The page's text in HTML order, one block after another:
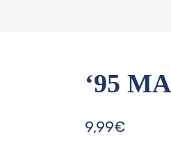
‘95
9,99€